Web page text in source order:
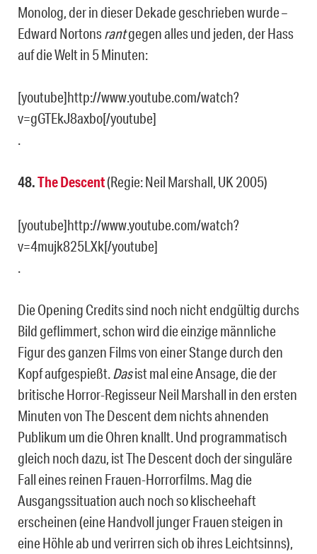
Monolog, der in dieser Dekade geschrieben wurde –
Edward Nortonsrantgegen alles und jeden, der Hass
auf die Welt in 5 Minuten:
[youtube]http://www.youtube.com/watch?
v=gGTEkJ8axbo[/youtube]
.
48.The Descent(Regie: Neil Marshall, UK 2005)
[youtube]http://www.youtube.com/watch?
v=4mujk825LXk[/youtube]
.
Die Opening Credits sind noch nicht endgültig durchs
Bild geflimmert, schon wird die einzige männliche
Figur des ganzen Films von einer Stange durch den
Kopf aufgespießt.Dasist mal eine Ansage, die der
britische Horror-Regisseur Neil Marshall in den ersten
Minuten von The Descent dem nichts ahnenden
Publikum um die Ohren knallt. Und programmatisch
gleich noch dazu, ist The Descent doch der singuläre
Fall eines reinen Frauen-Horrorfilms. Mag die
Ausgangssituation auch noch so klischeehaft
erscheinen (eine Handvoll junger Frauen steigen in
eine Höhle ab und verirren sich ob ihres Leichtsinns),